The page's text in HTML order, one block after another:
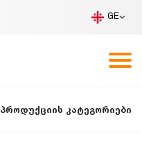
GE
პროდუქციის კატეგორიები